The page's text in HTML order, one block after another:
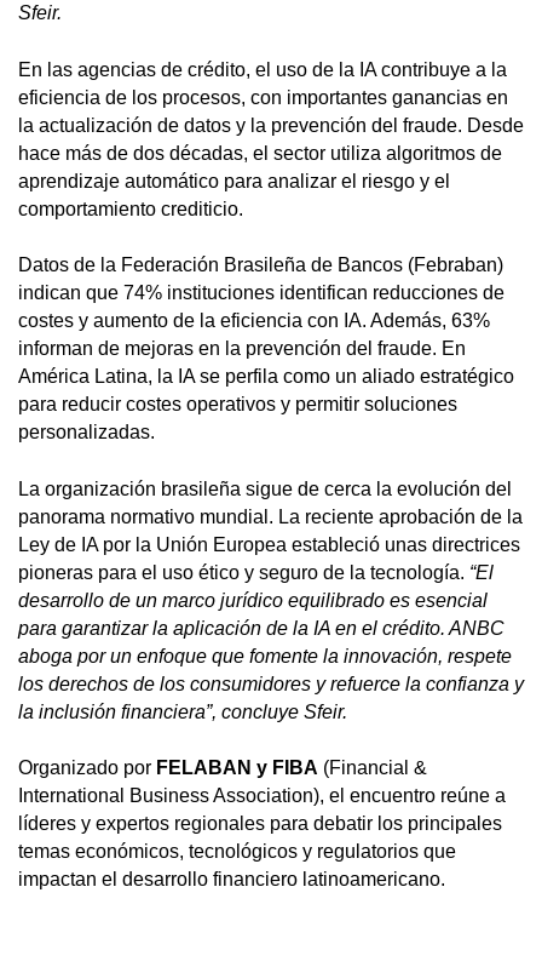
Sfeir.
En las agencias de crédito, el uso de la IA contribuye a la
eficiencia de los procesos, con importantes ganancias en
la actualización de datos y la prevención del fraude. Desde
hace más de dos décadas, el sector utiliza algoritmos de
aprendizaje automático para analizar el riesgo y el
comportamiento crediticio.
Datos de la Federación Brasileña de Bancos (Febraban)
indican que 74% instituciones identifican reducciones de
costes y aumento de la eficiencia con IA. Además, 63%
informan de mejoras en la prevención del fraude. En
América Latina, la IA se perfila como un aliado estratégico
para reducir costes operativos y permitir soluciones
personalizadas.
La organización brasileña sigue de cerca la evolución del
panorama normativo mundial. La reciente aprobación de la
Ley de IA por la Unión Europea estableció unas directrices
pioneras para el uso ético y seguro de la tecnología. “El
desarrollo de un marco jurídico equilibrado es esencial
para garantizar la aplicación de la IA en el crédito. ANBC
aboga por un enfoque que fomente la innovación, respete
los derechos de los consumidores y refuerce la confianza y
la inclusión financiera”, concluye Sfeir.
Organizado por FELABAN y FIBA (Financial &
International Business Association), el encuentro reúne a
líderes y expertos regionales para debatir los principales
temas económicos, tecnológicos y regulatorios que
impactan el desarrollo financiero latinoamericano.